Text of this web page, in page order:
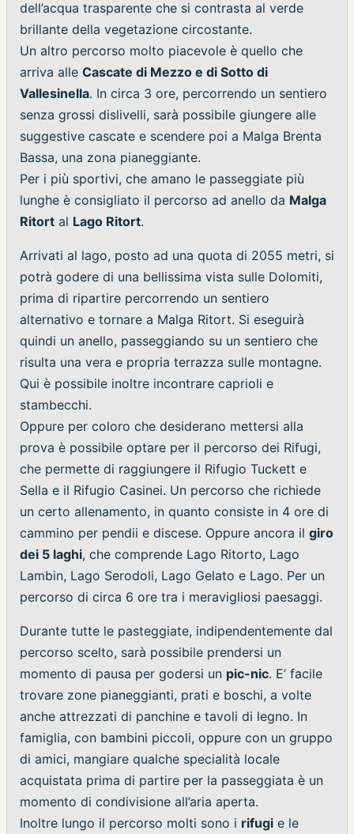
dell’acqua trasparente che si contrasta al verde
brillante della vegetazione circostante.
Un altro percorso molto piacevole è quello che
arriva alle Cascate di Mezzo e di Sotto di
Vallesinella. In circa 3 ore, percorrendo un sentiero
senza grossi dislivelli, sarà possibile giungere alle
suggestive cascate e scendere poi a Malga Brenta
Bassa, una zona pianeggiante.
Per i più sportivi, che amano le passeggiate più
lunghe è consigliato il percorso ad anello da Malga
Ritort al Lago Ritort.
Arrivati al lago, posto ad una quota di 2055 metri, si
potrà godere di una bellissima vista sulle Dolomiti,
prima di ripartire percorrendo un sentiero
alternativo e tornare a Malga Ritort. Si eseguirà
quindi un anello, passeggiando su un sentiero che
risulta una vera e propria terrazza sulle montagne.
Qui è possibile inoltre incontrare caprioli e
stambecchi.
Oppure per coloro che desiderano mettersi alla
prova è possibile optare per il percorso dei Rifugi,
che permette di raggiungere il Rifugio Tuckett e
Sella e il Rifugio Casinei. Un percorso che richiede
un certo allenamento, in quanto consiste in 4 ore di
cammino per pendii e discese. Oppure ancora il giro
dei 5 laghi, che comprende Lago Ritorto, Lago
Lambin, Lago Serodoli, Lago Gelato e Lago. Per un
percorso di circa 6 ore tra i meravigliosi paesaggi.
Durante tutte le pasteggiate, indipendentemente dal
percorso scelto, sarà possibile prendersi un
momento di pausa per godersi un pic-nic. E’ facile
trovare zone pianeggianti, prati e boschi, a volte
anche attrezzati di panchine e tavoli di legno. In
famiglia, con bambini piccoli, oppure con un gruppo
di amici, mangiare qualche specialità locale
acquistata prima di partire per la passeggiata è un
momento di condivisione all’aria aperta.
Inoltre lungo il percorso molti sono i rifugi e le